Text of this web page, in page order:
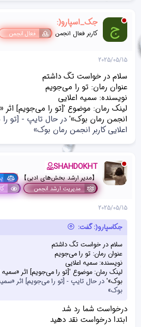
ش‌
ا
[
پ
س
د
ه
ا
:
ج جک_اسپارو(:
کاربر فعال انجمن فعال انجمن
2025/05/15
سلام در خواست تگ داشتم
عنوان رمان: تو را می‌جویم
نویسنده: سمیه اعلایی
لینک رمان: موضوع '[تو را می‌جویم] اثر
انجمن رمان بوک»' در حال تایپ - [تو
اعلایی کاربر انجمن رمان بوک»
SHAHDOKHT
【مدیر ارشد بخش‌های ادبی】
مدیریت ارشد انجمن
2025/05/15
جکاسپارو(: گفت:
سلام در خواست تگ داشتم
عنوان رمان: تو را می‌جویم
نویسنده: سمیه اعلایی
لینک رمان: موضوع '[تو را می‌جویم] اثر «سمیه
بوک»'در حال تایپ - [تو را می‌جویم] اثر
بوک»
درخواست شما رد شد
ابتدا درخواست نقد دهید